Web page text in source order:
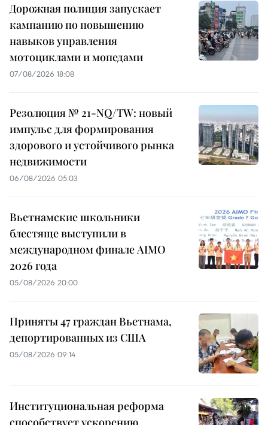
Дорожная полиция запускает
кампанию по повышению
навыков управления
мотоциклами и мопедами
07/08/2026 18:08
Резолюция № 21-NQ/TW: новый
импульс для формирования
здорового и устойчивого рынка
недвижимости
06/08/2026 05:03
Вьетнамские школьники
блестяще выступили в
международном финале AIMO
2026 года
05/08/2026 20:00
Приняты 47 граждан Вьетнама,
депортированных из США
05/08/2026 09:14
Институциональная реформа
способствует ускорению